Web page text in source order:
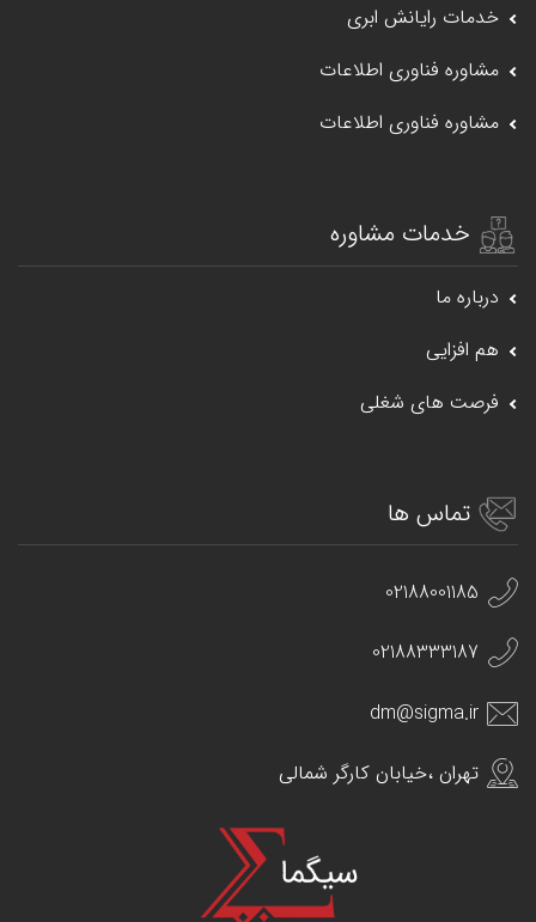
خدمات رایانش ابری
مشاوره فناوری اطلاعات
مشاوره فناوری اطلاعات
خدمات مشاوره
درباره ما
هم افزایی
فرصت های شغلی
تماس ها
02188001185
02188333187
dm@sigma.ir
تهران ،خیابان کارگر شمالی